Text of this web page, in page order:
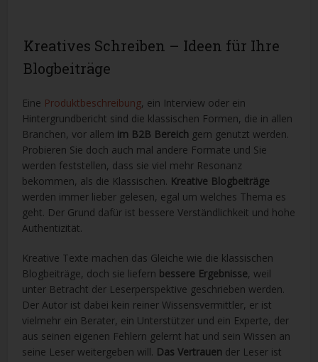
Kreatives Schreiben – Ideen für Ihre
Blogbeiträge
Eine Produktbeschreibung, ein Interview oder ein
Hintergrundbericht sind die klassischen Formen, die in allen
Branchen, vor allem im B2B Bereich gern genutzt werden.
Probieren Sie doch auch mal andere Formate und Sie
werden feststellen, dass sie viel mehr Resonanz
bekommen, als die Klassischen. Kreative Blogbeiträge
werden immer lieber gelesen, egal um welches Thema es
geht. Der Grund dafür ist bessere Verständlichkeit und hohe
Authentizität.
Kreative Texte machen das Gleiche wie die klassischen
Blogbeiträge, doch sie liefern bessere Ergebnisse, weil
unter Betracht der Leserperspektive geschrieben werden.
Der Autor ist dabei kein reiner Wissensvermittler, er ist
vielmehr ein Berater, ein Unterstützer und ein Experte, der
aus seinen eigenen Fehlern gelernt hat und sein Wissen an
seine Leser weitergeben will. Das Vertrauen der Leser ist